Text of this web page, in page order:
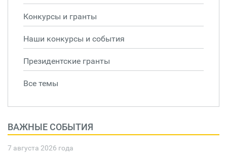
Конкурсы и гранты
Наши конкурсы и события
Президентские гранты
Все темы
ВАЖНЫЕ СОБЫТИЯ
7 августа 2026 года